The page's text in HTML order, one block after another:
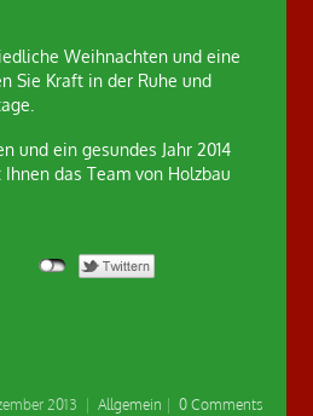
Weihnachten und eine
Sie Kraft in der Ruhe und
und ein gesundes Jahr 2014
das Team von Holzbau
2013 Allgemein 0 Comments